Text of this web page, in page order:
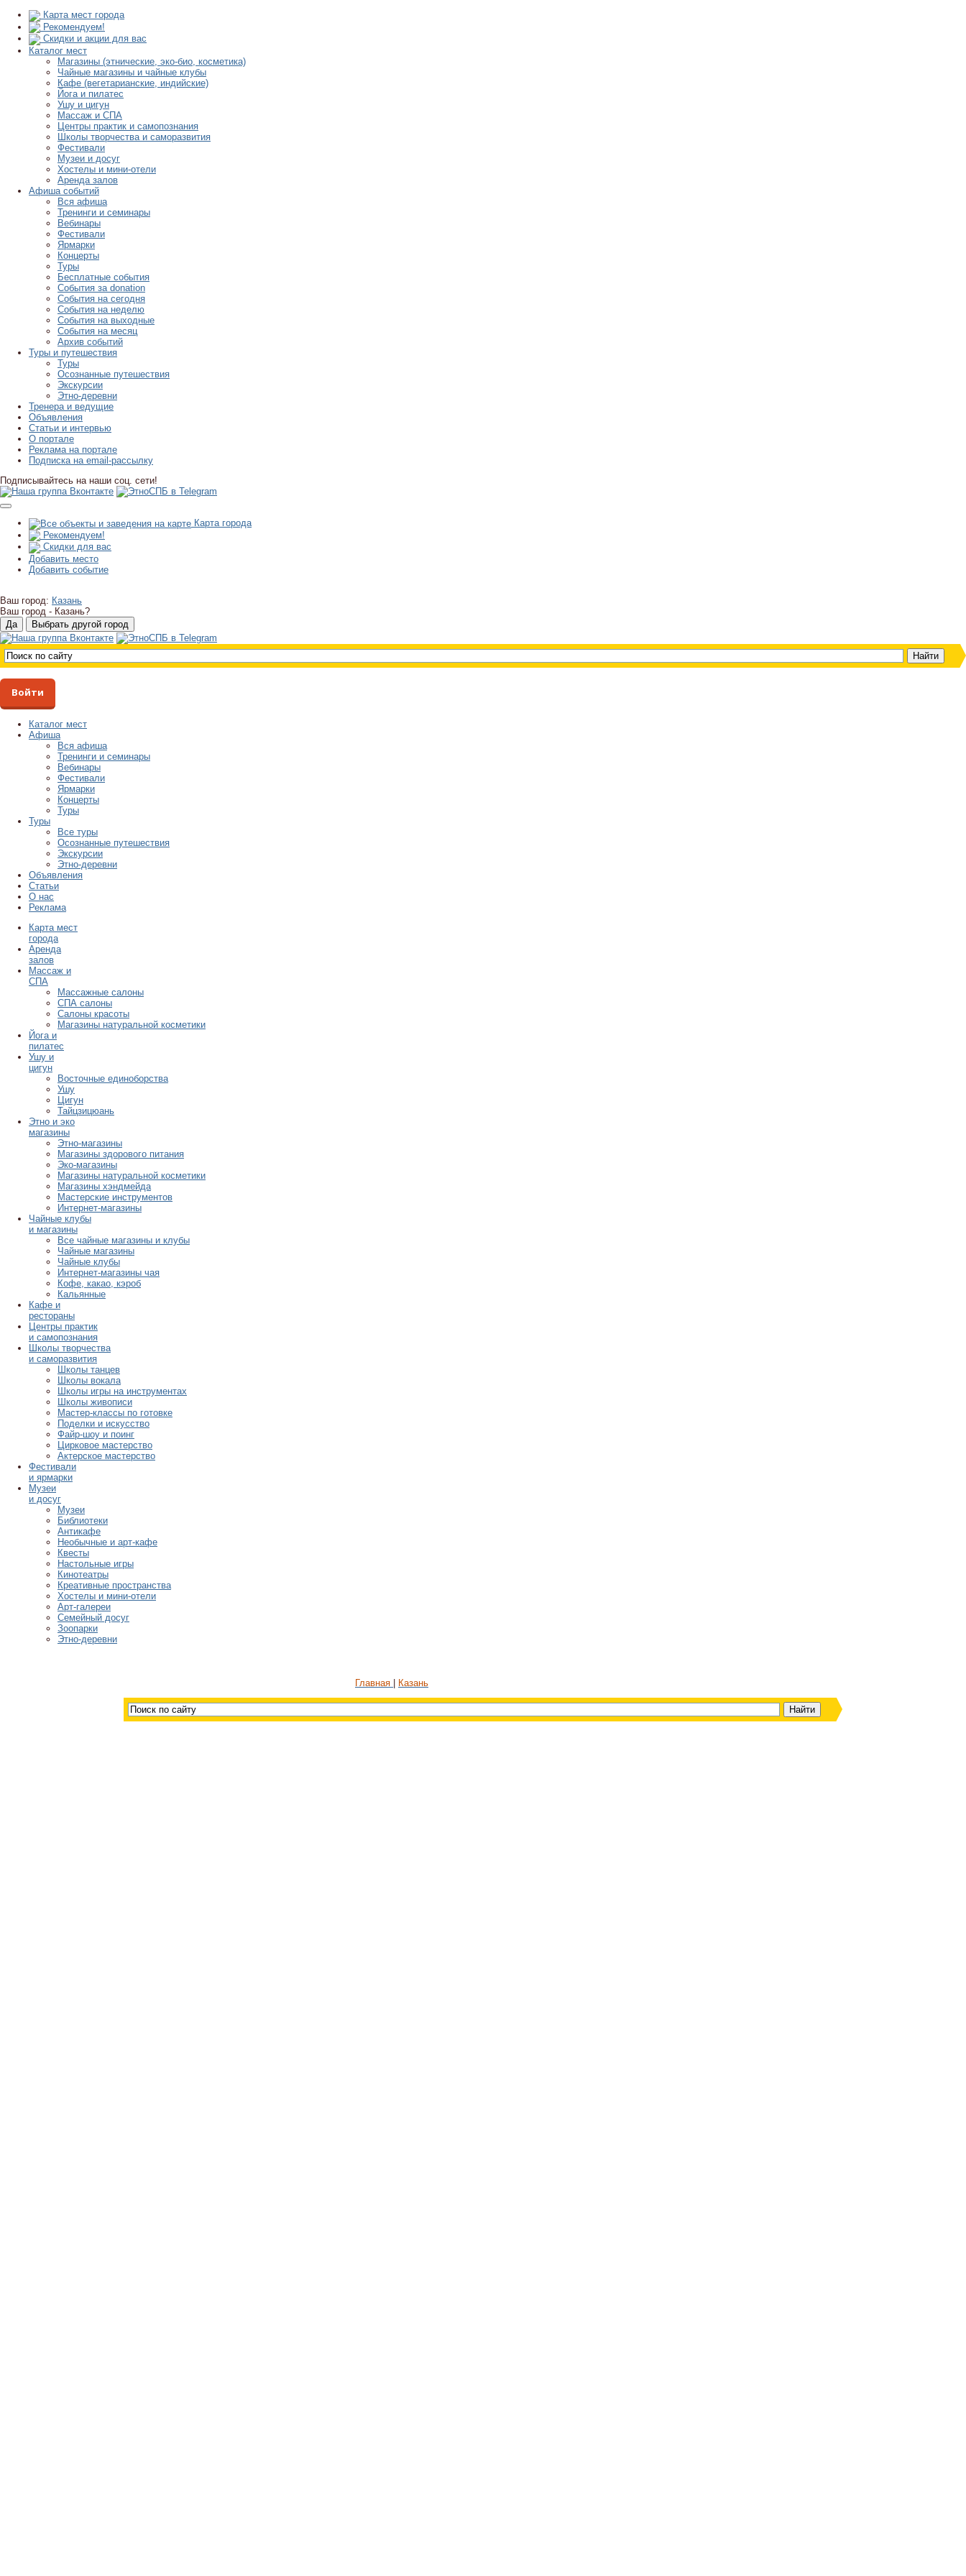
Карта мест города
Рекомендуем!
Скидки и акции для вас
Каталог мест
Магазины (этнические, эко-био, косметика)
Чайные магазины и чайные клубы
Кафе (вегетарианские, индийские)
Йога и пилатес
Ушу и цигун
Массаж и СПА
Центры практик и самопознания
Школы творчества и саморазвития
Фестивали
Музеи и досуг
Хостелы и мини-отели
Аренда залов
Афиша событий
Вся афиша
Тренинги и семинары
Вебинары
Фестивали
Ярмарки
Концерты
Туры
Бесплатные события
События за donation
События на сегодня
События на неделю
События на выходные
События на месяц
Архив событий
Туры и путешествия
Туры
Осознанные путешествия
Экскурсии
Этно-деревни
Тренера и ведущие
Объявления
Статьи и интервью
О портале
Реклама на портале
Подписка на email-рассылку
Подписывайтесь на наши соц. сети!
Карта города
Рекомендуем!
Скидки для вас
Добавить место
Добавить событие
Ваш город: Казань
Ваш город - Казань?
Войти
Каталог мест
Афиша
Вся афиша
Тренинги и семинары
Вебинары
Фестивали
Ярмарки
Концерты
Туры
Туры
Все туры
Осознанные путешествия
Экскурсии
Этно-деревни
Объявления
Статьи
О нас
Реклама
Карта мест
города
Аренда
залов
Массаж и
СПА
Массажные салоны
СПА салоны
Салоны красоты
Магазины натуральной косметики
Йога и
пилатес
Ушу и
цигун
Восточные единоборства
Ушу
Цигун
Тайцзицюань
Этно и эко
магазины
Этно-магазины
Магазины здорового питания
Эко-магазины
Магазины натуральной косметики
Магазины хэндмейда
Мастерские инструментов
Интернет-магазины
Чайные клубы
и магазины
Все чайные магазины и клубы
Чайные магазины
Чайные клубы
Интернет-магазины чая
Кофе, какао, кэроб
Кальянные
Кафе и
рестораны
Центры практик
и самопознания
Школы творчества
и саморазвития
Школы танцев
Школы вокала
Школы игры на инструментах
Школы живописи
Мастер-классы по готовке
Поделки и искусство
Файр-шоу и поинг
Цирковое мастерство
Актерское мастерство
Фестивали
и ярмарки
Музеи
и досуг
Музеи
Библиотеки
Антикафе
Необычные и арт-кафе
Квесты
Настольные игры
Кинотеатры
Креативные пространства
Хостелы и мини-отели
Арт-галереи
Семейный досуг
Зоопарки
Этно-деревни
Главная Казань